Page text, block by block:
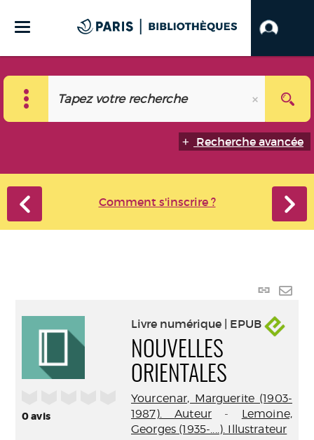
Recherche avancée
Comment s'inscrire ?
Lien
0avis
Livre numérique | EPUB
NOUVELLES
ORIENTALES
Yourcenar, Marguerite (1903-
1987). Auteur - Lemoine,
Georges (1935-....). Illustrateur